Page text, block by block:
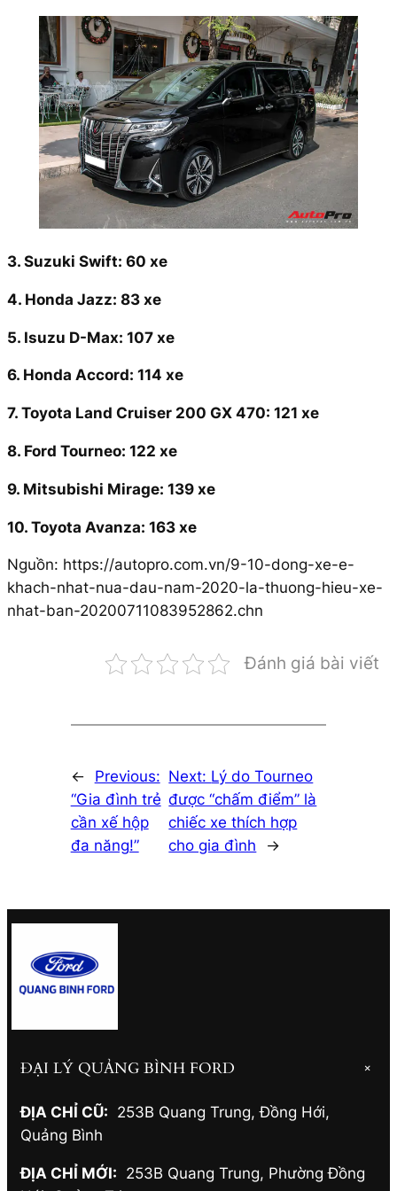
3. Suzuki Swift: 60 xe
4. Honda Jazz: 83 xe
5. Isuzu D-Max: 107 xe
6. Honda Accord: 114 xe
7. Toyota Land Cruiser 200 GX 470: 121 xe
8. Ford Tourneo: 122 xe
9. Mitsubishi Mirage: 139 xe
10. Toyota Avanza: 163 xe
Nguồn: https://autopro.com.vn/9-10-dong-xe-e-
khach-nhat-nua-dau-nam-2020-la-thuong-hieu-xe-
nhat-ban-20200711083952862.chn
Đánh giá bài viết
←
Previous:
“Gia đình trẻ
cần xế hộp
đa năng!”
Next: Lý do Tourneo
được “chấm điểm” là
chiếc xe thích hợp
cho gia đình
→
ĐẠI LÝ QUẢNG BÌNH FORD +
ĐỊA CHỈ CŨ: 253B Quang Trung, Đồng Hới,
Quảng Bình
ĐỊA CHỈ MỚI: 253B Quang Trung, Phường Đồng